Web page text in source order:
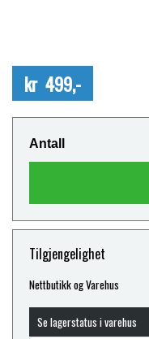
kr 499,-
Antall
Tilgjengelighet
Nettbutikk og Varehus
Se lagerstatus i varehus